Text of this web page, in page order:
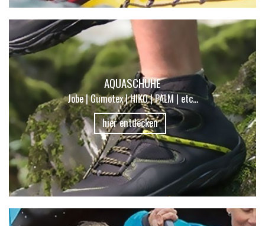
AQUASCHUHE
Jobe | Gumotex | HIKO | PALM | etc...
hier entdecken